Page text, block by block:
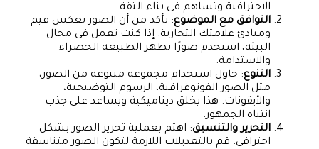
الاحترافية وتساهم في بناء الثقة.
التوافق مع الموضوع: تأكد من أن الصور تعكس قيم
ومبادئ علامتك التجارية. إذا كنت تعمل في مجال
البيئة، استخدم صورًا تظهر الطبيعة الخضراء
والاستدامة.
التنوع: حاول استخدام مجموعة متنوعة من الصور،
مثل الصور الفوتوغرافية، الرسوم التوضيحية،
والأيقونات. هذا يخلق ديناميكية ويساعد على جذب
انتباه الجمهور.
التحرير والتنسيق: اهتم بعملية تحرير الصور بشكل
احترافي. قم بالتعديلات اللازمة لتكون الصور متناسقة